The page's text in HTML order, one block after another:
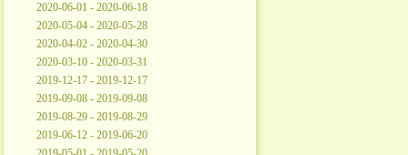
2020-06-01 - 2020-06-18
2020-05-04 - 2020-05-28
2020-04-02 - 2020-04-30
2020-03-10 - 2020-03-31
2019-12-17 - 2019-12-17
2019-09-08 - 2019-09-08
2019-08-29 - 2019-08-29
2019-06-12 - 2019-06-20